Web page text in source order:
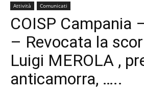
Attività Comunicati
COISP Campania
– Revocata la
Luigi MEROLA ,
anticamorra, …..